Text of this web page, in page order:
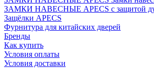
ЗАМКИ НАВЕСНЫЕ APECS с защитой
Защёлки APECS
Фурнитура для китайских дверей
Бренды
Как купить
Условия оплаты
Условия доставки